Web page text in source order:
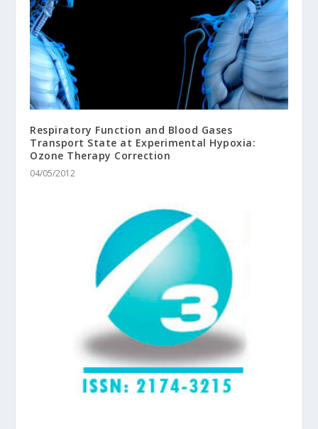
Respiratory Function and Blood Gases
Transport State at Experimental Hypoxia:
Ozone Therapy Correction
04/05/2012